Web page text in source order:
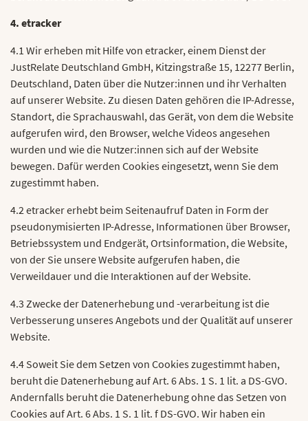
4. etracker
4.1 Wir erheben mit Hilfe von etracker, einem Dienst der
JustRelate Deutschland GmbH, Kitzingstraße 15, 12277 Berlin,
Deutschland, Daten über die Nutzer:innen und ihr Verhalten
auf unserer Website. Zu diesen Daten gehören die IP-Adresse,
Standort, die Sprachauswahl, das Gerät, von dem die Website
aufgerufen wird, den Browser, welche Videos angesehen
wurden und wie die Nutzer:innen sich auf der Website
bewegen. Dafür werden Cookies eingesetzt, wenn Sie dem
zugestimmt haben.
4.2 etracker erhebt beim Seitenaufruf Daten in Form der
pseudonymisierten IP-Adresse, Informationen über Browser,
Betriebssystem und Endgerät, Ortsinformation, die Website,
von der Sie unsere Website aufgerufen haben, die
Verweildauer und die Interaktionen auf der Website.
4.3 Zwecke der Datenerhebung und -verarbeitung ist die
Verbesserung unseres Angebots und der Qualität auf unserer
Website.
4.4 Soweit Sie dem Setzen von Cookies zugestimmt haben,
beruht die Datenerhebung auf Art. 6 Abs. 1 S. 1 lit. a DS-GVO.
Andernfalls beruht die Datenerhebung ohne das Setzen von
Cookies auf Art. 6 Abs. 1 S. 1 lit. f DS-GVO. Wir haben ein